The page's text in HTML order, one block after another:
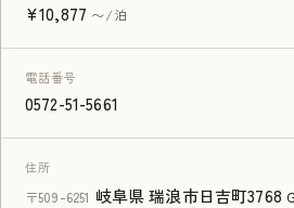
¥10,877 〜/泊
電話番号
0572-51-5661
住所
〒509-6251 岐阜県 瑞浪市日吉町3768